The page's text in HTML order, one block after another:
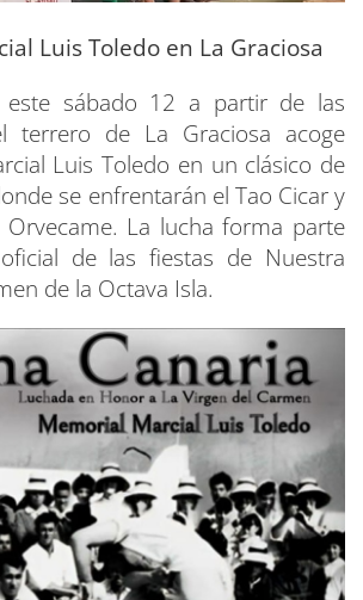
Luis Toledo en La Graciosa
sábado 12 a partir de las
terrero de La Graciosa acoge
Luis Toledo en un clásico de
se enfrentarán el Tao Cicar y
La lucha forma parte
de las fiestas de Nuestra
de la Octava Isla.